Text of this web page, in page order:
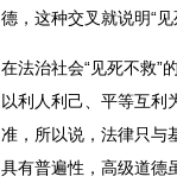
德，这种交叉就说明“见
在法治社会“见死不救”
以利人利己、平等互利
准，所以说，法律只与
具有普遍性，高级道德